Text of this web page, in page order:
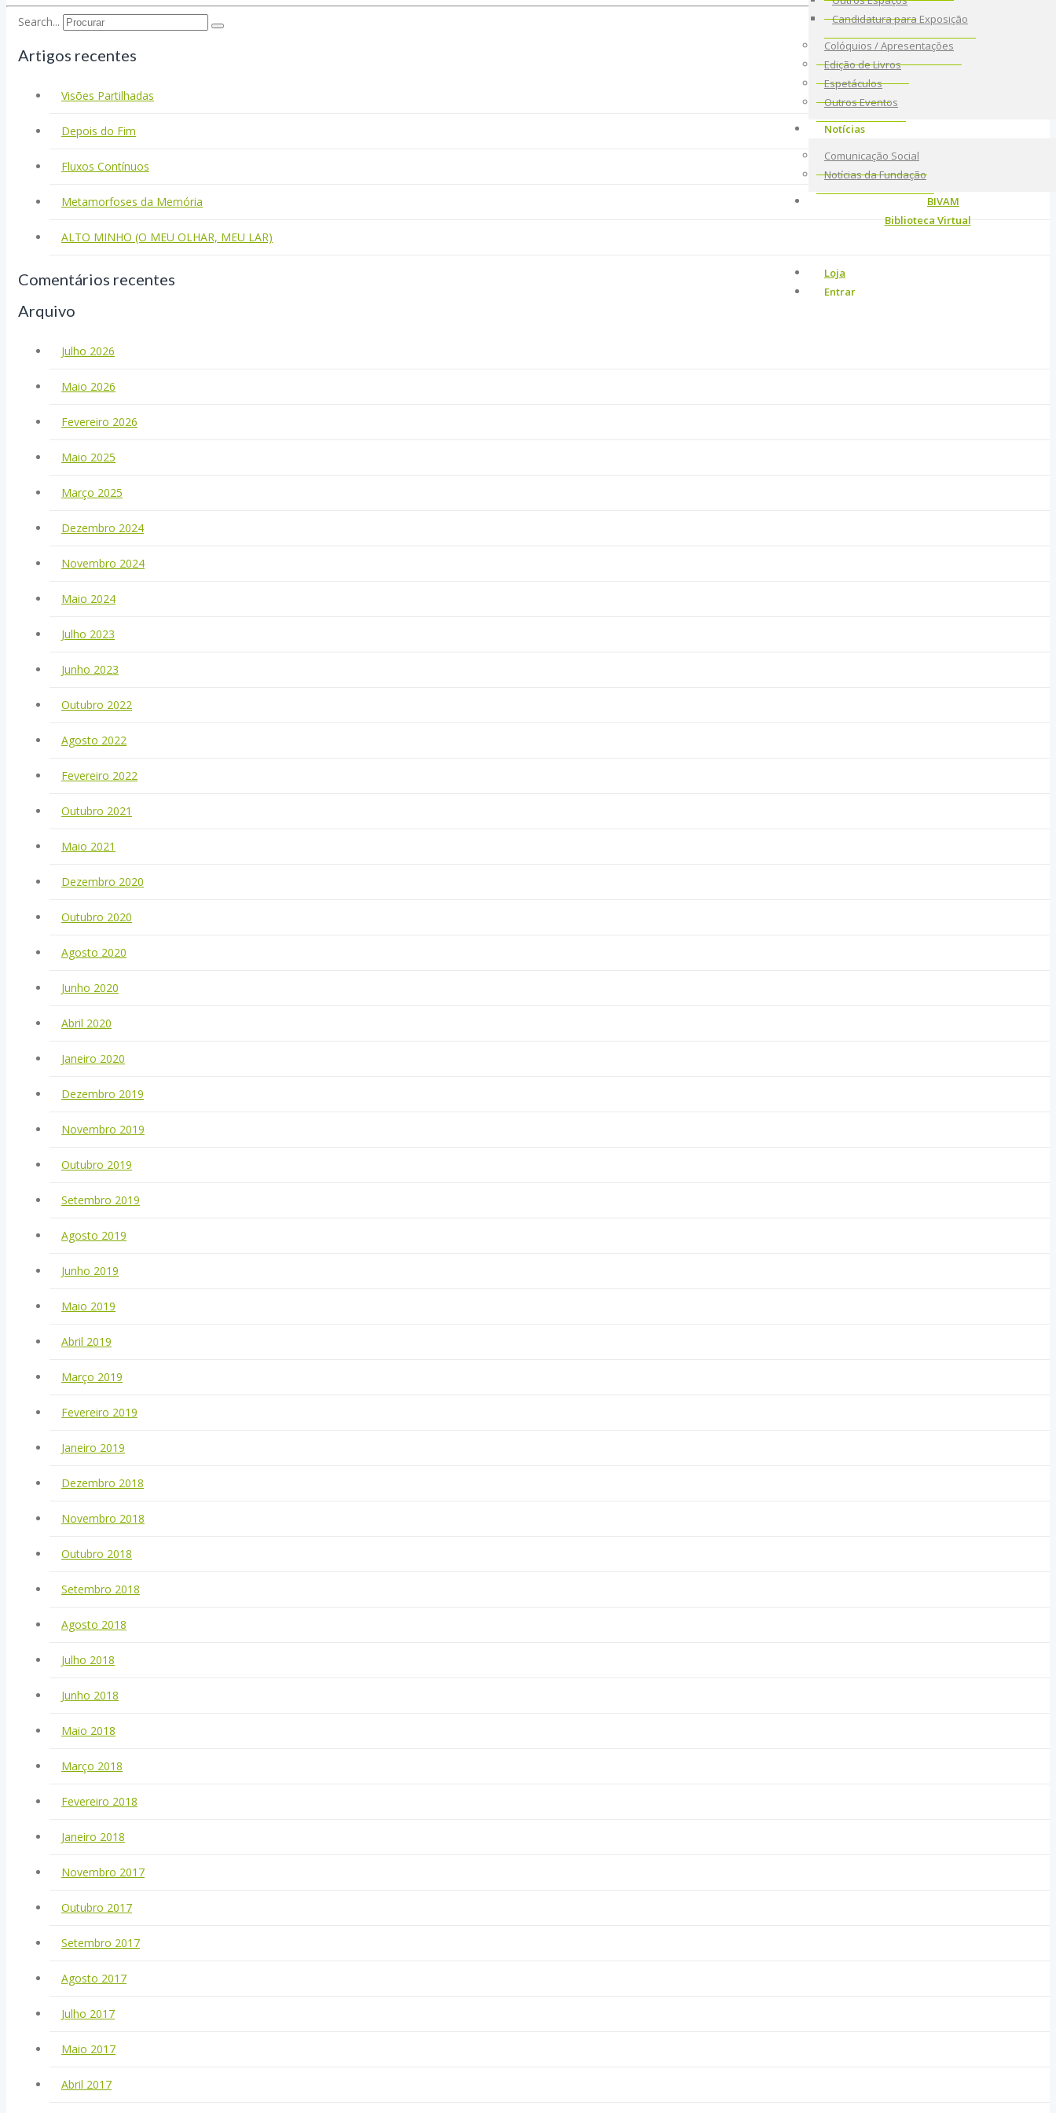
Candidatura para Exposição
Colóquios / Apresentações
Edição de Livros
Espetáculos
Outros Eventos
Notícias
Comunicação Social
Notícias da Fundação
BIVAM
Biblioteca Virtual
Loja
Entrar
Search...
Artigos recentes
Visões Partilhadas
Depois do Fim
Fluxos Contínuos
Metamorfoses da Memória
ALTO MINHO (O MEU OLHAR, MEU LAR)
Comentários recentes
Arquivo
Julho 2026
Maio 2026
Fevereiro 2026
Maio 2025
Março 2025
Dezembro 2024
Novembro 2024
Maio 2024
Julho 2023
Junho 2023
Outubro 2022
Agosto 2022
Fevereiro 2022
Outubro 2021
Maio 2021
Dezembro 2020
Outubro 2020
Agosto 2020
Junho 2020
Abril 2020
Janeiro 2020
Dezembro 2019
Novembro 2019
Outubro 2019
Setembro 2019
Agosto 2019
Junho 2019
Maio 2019
Abril 2019
Março 2019
Fevereiro 2019
Janeiro 2019
Dezembro 2018
Novembro 2018
Outubro 2018
Setembro 2018
Agosto 2018
Julho 2018
Junho 2018
Maio 2018
Março 2018
Fevereiro 2018
Janeiro 2018
Novembro 2017
Outubro 2017
Setembro 2017
Agosto 2017
Julho 2017
Maio 2017
Abril 2017